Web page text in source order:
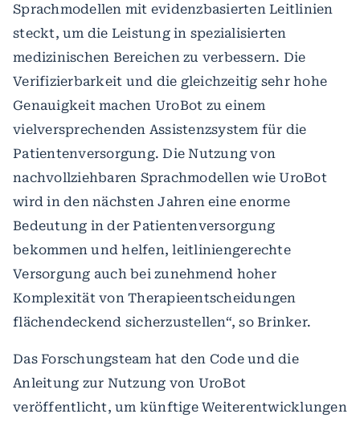
Sprachmodellen mit evidenzbasierten Leitlinien
steckt, um die Leistung in spezialisierten
medizinischen Bereichen zu verbessern. Die
Verifizierbarkeit und die gleichzeitig sehr hohe
Genauigkeit machen UroBot zu einem
vielversprechenden Assistenzsystem für die
Patientenversorgung. Die Nutzung von
nachvollziehbaren Sprachmodellen wie UroBot
wird in den nächsten Jahren eine enorme
Bedeutung in der Patientenversorgung
bekommen und helfen, leitliniengerechte
Versorgung auch bei zunehmend hoher
Komplexität von Therapieentscheidungen
flächendeckend sicherzustellen“, so Brinker.
Das Forschungsteam hat den Code und die
Anleitung zur Nutzung von UroBot
veröffentlicht, um künftige Weiterentwicklungen